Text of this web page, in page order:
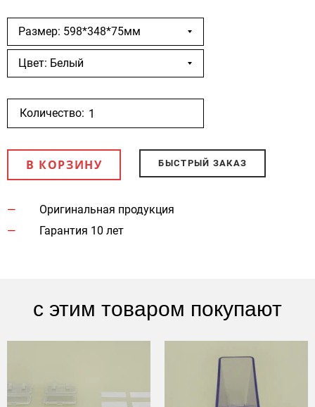
Размер: 598*348*75мм
Цвет: Белый
Количество:
В КОРЗИНУ БЫСТРЫЙ ЗАКАЗ
Оригинальная продукция
Гарантия 10 лет
с этим товаром покупают